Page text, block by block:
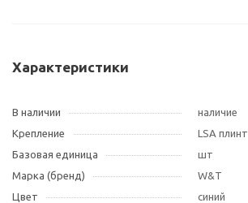
Характеристики
В наличии
наличие
Крепление
LSA плинт
Базовая единица
шт
Марка (бренд)
W&T
Цвет
синий